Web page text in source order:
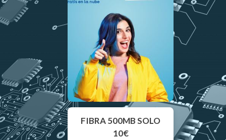
FIBRA 500MB SOLO
10€